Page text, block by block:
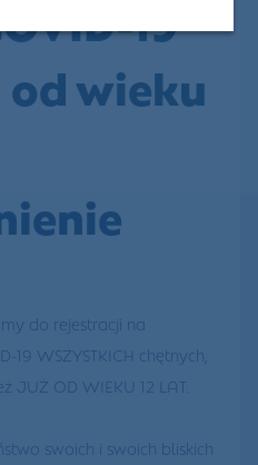
19
wieku
do rejestracji na
19 WSZYSTKICH chętnych,
JUŻ OD WIEKU 12 LAT.
swoich i swoich bliskich